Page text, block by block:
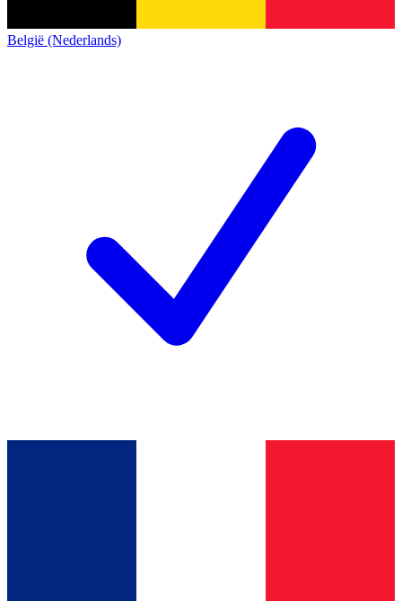
België (Nederlands)